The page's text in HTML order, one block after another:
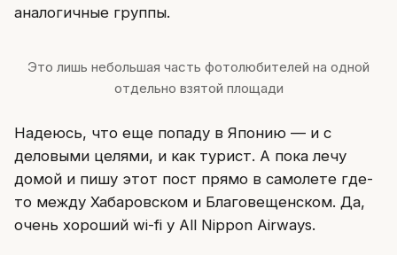
аналогичные группы.
Это лишь небольшая часть фотолюбителей на одной
отдельно взятой площади
Надеюсь, что еще попаду в Японию — и с
деловыми целями, и как турист. А пока лечу
домой и пишу этот пост прямо в самолете где-
то между Хабаровском и Благовещенском. Да,
очень хороший wi-fi у All Nippon Airways.